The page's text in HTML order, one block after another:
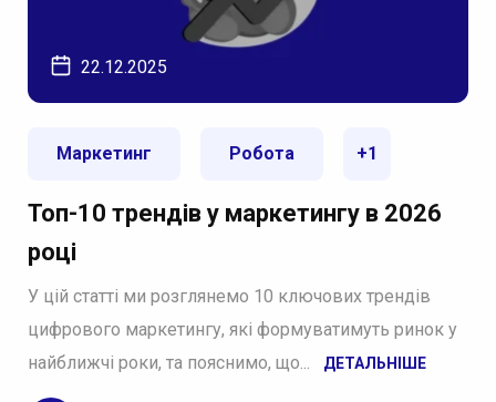
22.12.2025
Маркетинг Робота +1
Топ-10 трендів у маркетингу в 2026
році
У цій статті ми розглянемо 10 ключових трендів
цифрового маркетингу, які формуватимуть ринок у
найближчі роки, та пояснимо, що...
ДЕТАЛЬНІШЕ